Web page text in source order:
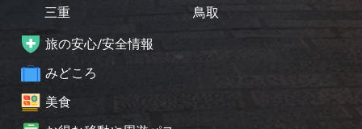
三重
鳥取
旅の安心/安全情報
みどころ
美食